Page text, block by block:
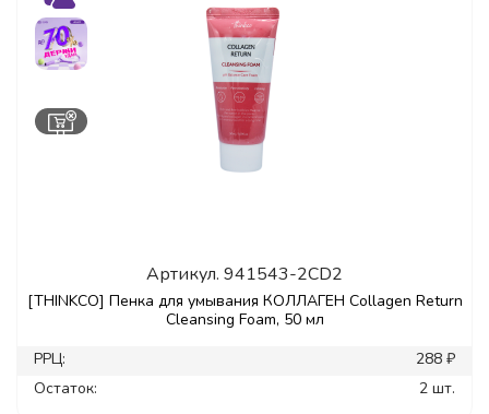
Артикул. 941543-2CD2
[THINKCO] Пенка для умывания КОЛЛАГЕН Collagen Return
Cleansing Foam, 50 мл
РРЦ:
288 ₽
Остаток:
2 шт.